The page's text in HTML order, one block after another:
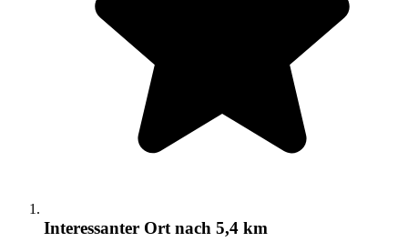
Interessanter Ortnach 5,4 km